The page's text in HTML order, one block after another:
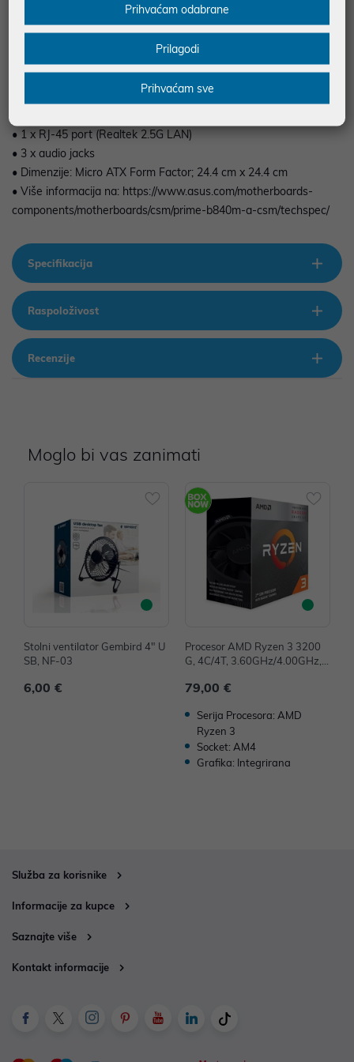
• 2 x USB 3.2 Gen 2 Type-A port
• 1 x RJ-45 port (Realtek 2.5G LAN)
• 3 x audio jacks
• Dimenzije: Micro ATX Form Factor; 24.4 cm x 24.4 cm
• Više informacija na: https://www.asus.com/motherboards-
components/motherboards/csm/prime-b840m-a-csm/techspec/
Specifikacija
Raspoloživost
Recenzije
Moglo bi vas zanimati
Stolni ventilator Gembird 4" U
SB, NF-03
6,00 €
Procesor AMD Ryzen 3 3200
G, 4C/4T, 3.60GHz/4.00GHz, 4
HBOX
79,00 €
Serija Procesora: AMD
Ryzen 3
Socket: AM4
Grafika: Integrirana
Služba za korisnike
Informacije za kupce
Saznajte više
Kontakt informacije
Prihvaćam odabrane
Prilagodi
Prihvaćam sve